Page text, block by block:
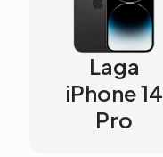
Laga
iPhone 14
Pro